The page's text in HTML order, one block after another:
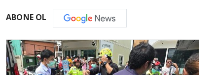
ABONE OL